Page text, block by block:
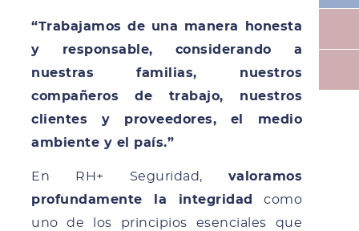
“Trabajamos de una manera honesta
y responsable, considerando a
nuestras familias, nuestros
compañeros de trabajo, nuestros
clientes y proveedores, el medio
ambiente y el país.”
En RH+ Seguridad, valoramos
profundamente la integridad
como
uno de los principios esenciales que